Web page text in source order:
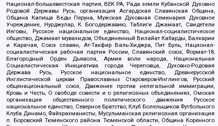
Национал-большевистская партия, ВЕК РА, Рада земли Кубанской Духовно
Родовой Державы Русь, организация Асгардская Славянская Община,
Община Капища Веды Перуна, Мужская Духовная Семинария Духовное
Учреждение, Нурджулар, К Богодержавию, Таблиги Джамаат, Свидетели
Иеговы, Русское национальное единство, Национал-социалистическое
общество, Джамаат мувахидов, Объединенный Вилайат Кабарды, Балкарии
и Карачая, Союз славян, Ат-Такфир Валь-Хиджра, Пит Буль, Национал-
социалистическая рабочая партия России, Славянский союз, Формат-18,
Благородный Орден Дьявола, Армия воли народа, Национальная
Социалистическая Инициатива города Череповца, Духовно-Родовая
Держава Русь, Русское национальное единство, Древнерусской
Инглистической церкви Православных Староверов-Инглингов, Русский
общенациональный союз, Движение против нелегальной иммиграции,
Кровь и Честь, О свободе совести и о религиозных объединениях, Омская
организация общественного политического движения Русское
национальное единство, Северное Братство, Клуб Болельщиков Футбольного
Клуба Динамо, Файзрахманисты, Мусульманская религиозная организация
п. Боровский Тюменского района Тюменской области, Община Коренного